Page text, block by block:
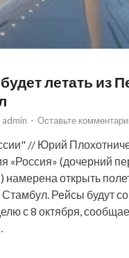
летать из
admin - Оставьте
// Юрий
«Россия» (дочерний
намерена открыть
Стамбул. Рейсы будут
с 8 октября,